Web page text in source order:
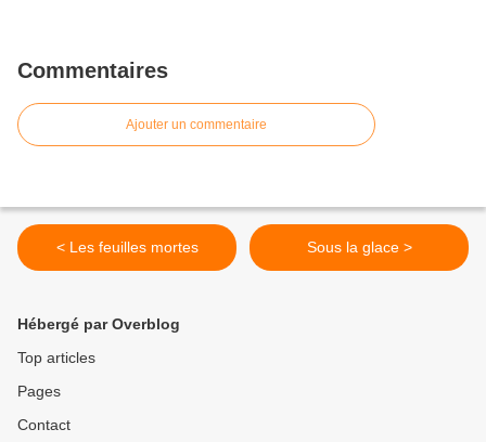
Commentaires
Ajouter un commentaire
< Les feuilles mortes Sous la glace >
Hébergé par Overblog
Top articles
Pages
Contact